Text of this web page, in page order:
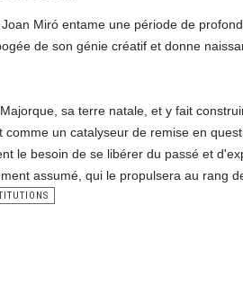
Miró entame une période de
de son génie créatif et donne
sa terre natale, et y fait
comme un catalyseur de remise en
le besoin de se libérer du passé et
assumé, qui le propulsera au rang